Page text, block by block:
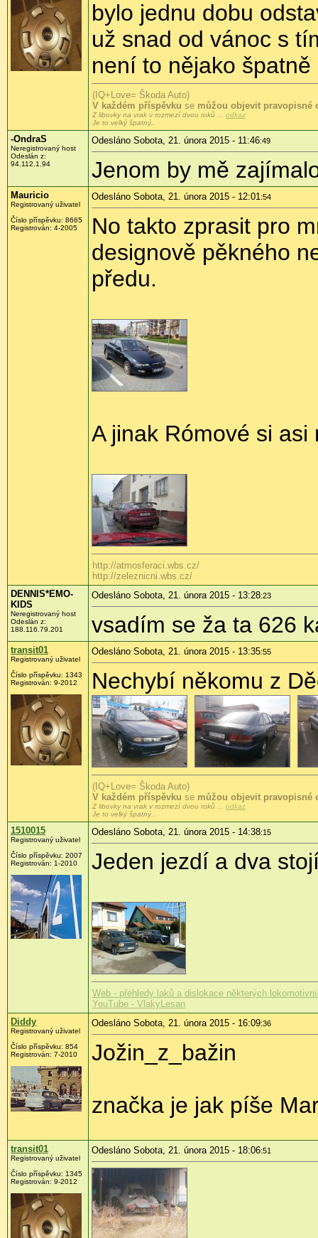
bylo jednu dobu
už snad od vánoc s
není to nějako
(IQ+Love= Škoda Auto)
V každém příspěvku se můžou objevit pravopisné
Z libovky na vrak v rozmezí dvou roků ... odkaz
Je to velký špatný..
-OndraS
Neregistrovaný host
Odeslán z:
94.112.1.94
Odesláno Sobota, 21. února 2015 - 11:46:49
Jenom by mě
Mauricio
Registrovaný uživatel
Číslo příspěvku: 8665
Registrován: 4-2005
Odesláno Sobota, 21. února 2015 - 12:01 :54
No takto zprasit pro
designově pěkného
předu.
A jinak Rómové si
http://atmosferaci.wbs.cz/
http://zeleznicni.wbs.cz/
DENNIS*EMO-
KIDS
Neregistrovaný host
Odeslán z:
188.116.79.201
Odesláno Sobota, 21. února 2015 - 13:28:23
vsadím se ža ta 626
transit01
Registrovaný uživatel
Číslo příspěvku: 1343
Registrován: 9-2012
Odesláno Sobota, 21. února 2015 - 13:35:55
Nechybí někomu z
(IQ+Love= Škoda Auto)
V každém příspěvku se můžou objevit pravopisné
Z libovky na vrak v rozmezí dvou roků ... odkaz
Je to velký špatný..
1510015
Registrovaný uživatel
Číslo příspěvku: 2007
Registrován: 1-2010
Odesláno Sobota, 21. února 2015 - 14:38:15
Jeden jezdí a dva
Web - přehledy laků a dislokace některých
YouTube - VlakyLesan
Diddy
Registrovaný uživatel
Číslo příspěvku: 854
Registrován: 7-2010
Odesláno Sobota, 21. února 2015 - 16:09:36
Jožin_z_bažin
značka je jak píše
transit01
Registrovaný uživatel
Číslo příspěvku: 1345
Registrován: 9-2012
Odesláno Sobota, 21. února 2015 - 18:06:51